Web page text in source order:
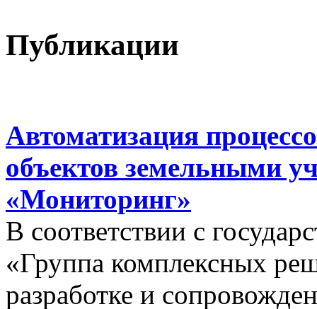
Публикации
Автоматизация
объектов земельными
«Мониторинг»
В соответствии с
«Группа комплексных
разработке и